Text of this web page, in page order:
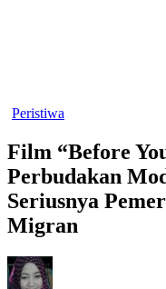
Peristiwa
Film “Before
Perbudakan
Seriusnya
Migran